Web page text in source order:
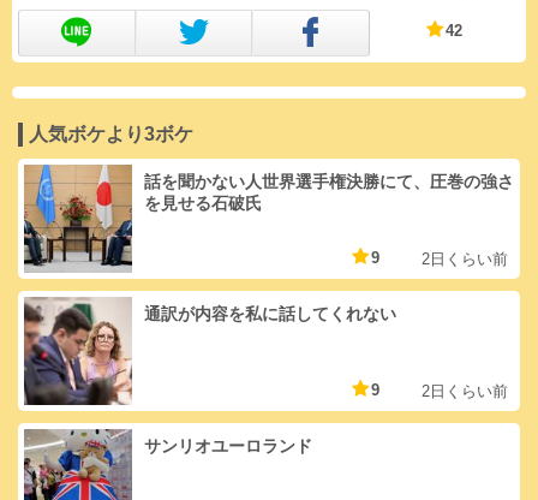
42
人気ボケより3ボケ
話を聞かない人世界選手権決勝にて、圧巻の強さ
を見せる石破氏
9 2日くらい前
通訳が内容を私に話してくれない
9 2日くらい前
サンリオユーロランド